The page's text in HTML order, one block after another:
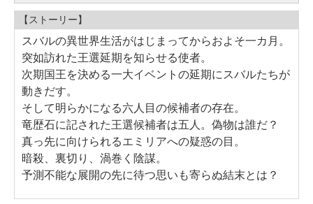
【ストーリー】
スバルの異世界生活がはじまってからおよそ一カ月。
突如訪れた王選延期を知らせる使者。
次期国王を決める一大イベントの延期にスバルたちが
動きだす。
そして明らかになる六人目の候補者の存在。
竜歴石に記された王選候補者は五人。偽物は誰だ？
真っ先に向けられるエミリアへの疑惑の目。
暗殺、裏切り、渦巻く陰謀。
予測不能な展開の先に待つ思いも寄らぬ結末とは？